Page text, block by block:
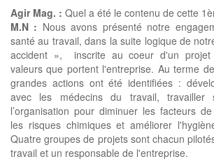
Agir Mag. : Quel a été le contenu de cette
M.N : Nous avons présenté notre
santé au travail, dans la suite logique de
accident », inscrite au coeur d'un projet
valeurs que portent l'entreprise. Au terme
grandes actions ont été identifiées :
avec les médecins du travail, travailler
l’organisation pour diminuer les facteurs
les risques chimiques et améliorer
Quatre groupes de projets sont chacun
travail et un responsable de l'entreprise.